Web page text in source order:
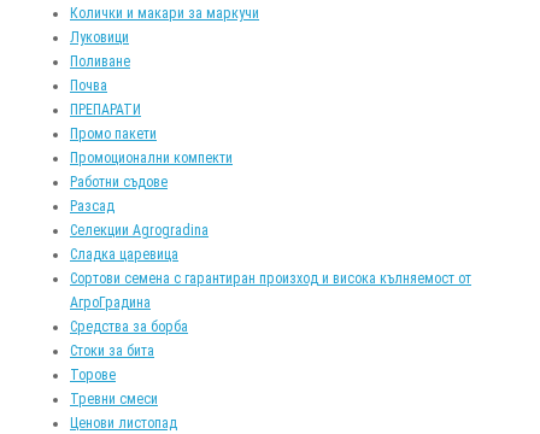
Колички и макари за маркучи
Луковици
Поливане
Почва
ПРЕПАРАТИ
Промо пакети
Промоционални компекти
Работни съдове
Разсад
Селекции Agrogradina
Сладка царевица
Сортови семена с гарантиран произход и висока кълняемост от
АгроГрадина
Средства за борба
Стоки за бита
Торове
Тревни смеси
Ценови листопад